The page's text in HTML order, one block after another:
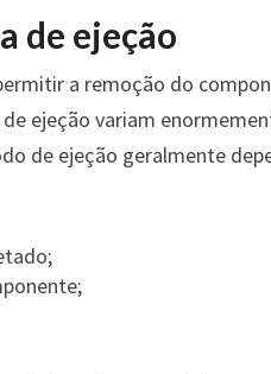
de ejeção
a remoção do
ejeção variam
de ejeção geralmente